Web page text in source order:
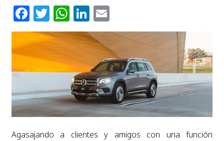
Facebook
Twitter
WhatsApp
LinkedIn
Email
Agasajando a clientes y amigos con una función